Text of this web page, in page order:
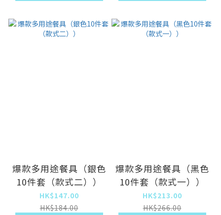
爆款多用途餐具（銀色
10件套（款式二））
HK$147.00
HK$184.00
爆款多用途餐具（黑色
10件套（款式一））
HK$213.00
HK$266.00